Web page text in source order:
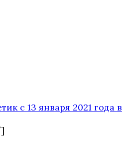
с 13 января 2021 года в